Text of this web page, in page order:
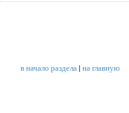
в начало раздела| на главную